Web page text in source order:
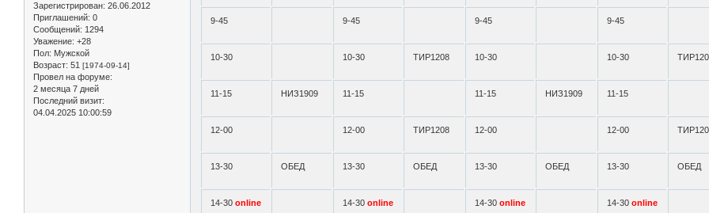
Зарегистрирован: 26.06.2012
Приглашений: 0
Сообщений: 1294
Уважение: +28
Пол: Мужской
Возраст: 51 [1974-09-14]
Провел на форуме:
2 месяца 7 дней
Последний визит:
04.04.2025 10:00:59
9-45 9-45 9-45 9-45
10-30 10-30 ТИР1208 10-30 10-30
11-15 НИЗ1909 11-15 11-15 НИЗ1909 11-15
12-00 12-00 ТИР1208 12-00 12-00
13-30 ОБЕД 13-30 ОБЕД 13-30 ОБЕД 13-30 ОБЕД
14-30online 14-30online 14-30online 14-30online